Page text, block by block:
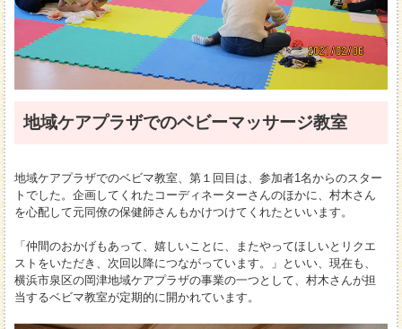
地域ケアプラザでのベビーマッサージ教室
地域ケアプラザでのベビマ教室、第１回目は、参加者1名からのスター
トでした。企画してくれたコーディネーターさんのほかに、村木さん
を心配して元同僚の保健師さんもかけつけてくれたといいます。
「仲間のおかげもあって、嬉しいことに、またやってほしいとリクエ
ストをいただき、次回以降につながっています。」といい、現在も、
横浜市泉区の岡津地域ケアプラザの事業の一つとして、村木さんが担
当するベビマ教室が定期的に開かれています。